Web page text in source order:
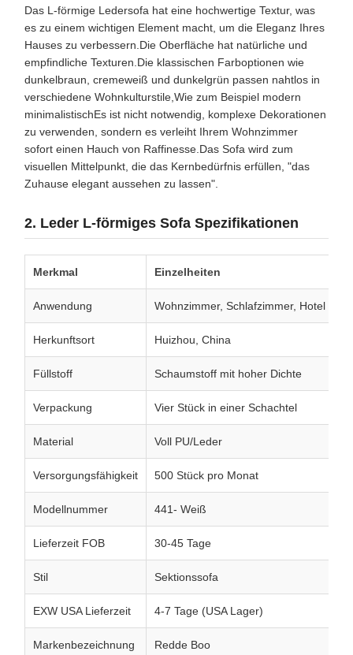
Das L-förmige Ledersofa hat eine hochwertige Textur, was
es zu einem wichtigen Element macht, um die Eleganz Ihres
Hauses zu verbessern.Die Oberfläche hat natürliche und
empfindliche Texturen.Die klassischen Farboptionen wie
dunkelbraun, cremeweiß und dunkelgrün passen nahtlos in
verschiedene Wohnkulturstile,Wie zum Beispiel modern
minimalistischEs ist nicht notwendig, komplexe Dekorationen
zu verwenden, sondern es verleiht Ihrem Wohnzimmer
sofort einen Hauch von Raffinesse.Das Sofa wird zum
visuellen Mittelpunkt, die das Kernbedürfnis erfüllen, "das
Zuhause elegant aussehen zu lassen".
2. Leder L-förmiges Sofa Spezifikationen
Merkmal Einzelheiten
Anwendung Wohnzimmer, Schlafzimmer, Hotel
Herkunftsort Huizhou, China
Füllstoff Schaumstoff mit hoher Dichte
Verpackung Vier Stück in einer Schachtel
Material Voll PU/Leder
Versorgungsfähigkeit 500 Stück pro Monat
Modellnummer 441- Weiß
Lieferzeit FOB 30-45 Tage
Stil Sektionssofa
EXW USA Lieferzeit 4-7 Tage (USA Lager)
Markenbezeichnung Redde Boo